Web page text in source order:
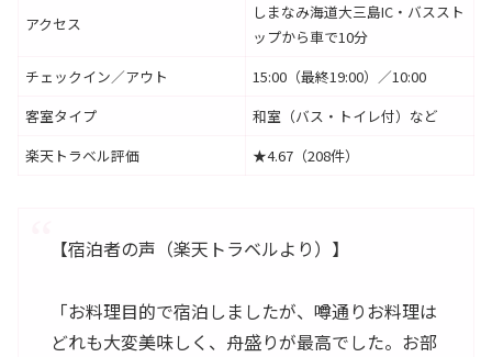
アクセス
しまなみ海道大三島IC・バススト
ップから車で10分
チェックイン／アウト
15:00（最終19:00）／10:00
客室タイプ
和室（バス・トイレ付）など
楽天トラベル評価
★4.67（208件）
【宿泊者の声（楽天トラベルより）】
「お料理目的で宿泊しましたが、噂通りお料理は
どれも大変美味しく、舟盛りが最高でした。お部